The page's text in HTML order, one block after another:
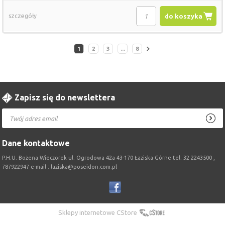
do koszyka
szczegóły
1 2 3 ... 8
Zapisz się do newslettera
Dane kontaktowe
P.H.U. Bożena Wieczorek ul. Ogrodowa 42a 43-170 Łaziska Górne tel: 32 2243500 ,
787922947 e-mail : laziska@poseidon.com.pl
Sklepy internetowe CStore